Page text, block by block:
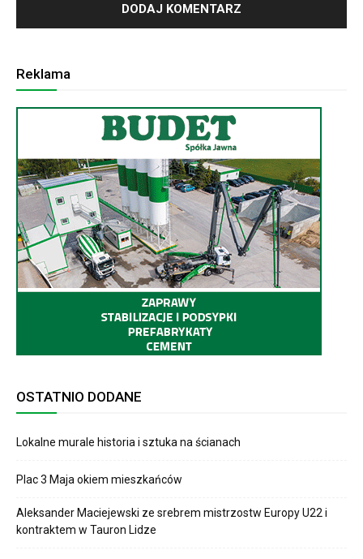
Reklama
OSTATNIO DODANE
Lokalne murale historia i sztuka na ścianach
Plac 3 Maja okiem mieszkańców
Aleksander Maciejewski ze srebrem mistrzostw Europy U22 i
kontraktem w Tauron Lidze